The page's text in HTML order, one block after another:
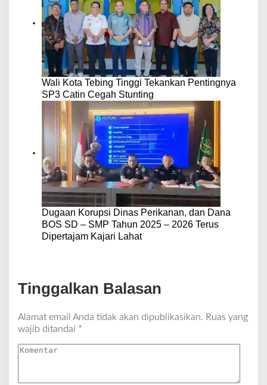
Wali Kota Tebing Tinggi Tekankan Pentingnya
SP3 Catin Cegah Stunting
Dugaan Korupsi Dinas Perikanan, dan Dana
BOS SD – SMP Tahun 2025 – 2026 Terus
Dipertajam Kajari Lahat
Tinggalkan Balasan
Alamat email Anda tidak akan dipublikasikan. Ruas yang
wajib ditandai *